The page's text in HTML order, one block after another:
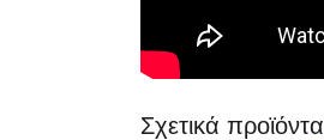
Σχετικά προϊόντα